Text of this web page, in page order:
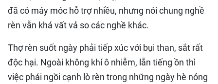
đã có máy móc hỗ trợ nhiều, nhưng nói chung nghề
rèn vẫn khá vất vả so các nghề khác.
Thợ rèn suốt ngày phải tiếp xúc với bụi than, sắt rất
độc hại. Ngoài không khí ô nhiễm, lẫn tiếng ồn thì
việc phải ngồi cạnh lò rèn trong những ngày hè nóng